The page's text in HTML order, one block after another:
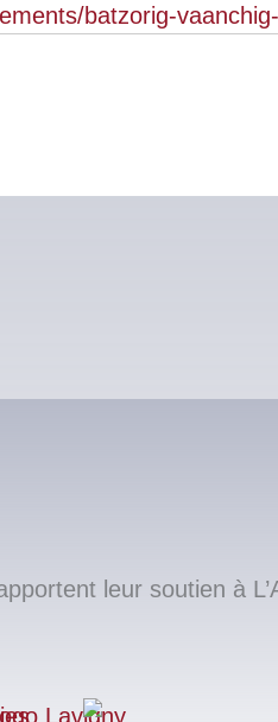
batzorig-
leur soutien à